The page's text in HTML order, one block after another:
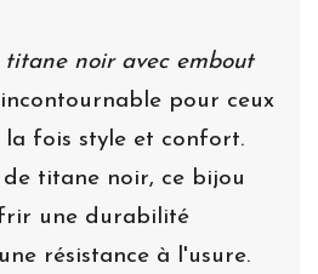
noir avec embout
pour ceux
fois style et confort.
titane noir, ce bijou
une durabilité
résistance à l'usure.